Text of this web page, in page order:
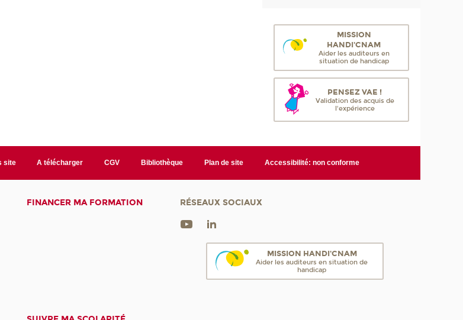
MISSION
HANDI'CNAM
Aider les auditeurs en
situation de handicap
PENSEZ VAE !
Validation des acquis de
l'expérience
site A télécharger CGV Bibliothèque Plan de site Accessibilité: non conforme
FINANCER MA FORMATION RÉSEAUX SOCIAUX
MISSION HANDI'CNAM
Aider les auditeurs en situation de
handicap